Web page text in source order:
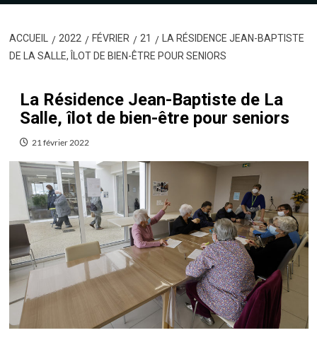
ACCUEIL 2022 FÉVRIER 21
LA RÉSIDENCE JEAN-BAPTISTE
DE LA SALLE, ÎLOT DE BIEN-ÊTRE POUR SENIORS
La Résidence Jean-Baptiste de La
Salle, îlot de bien-être pour seniors
21 février 2022